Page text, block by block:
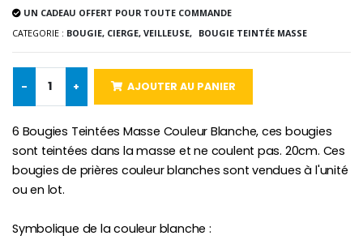
-10%
Bougie de Neuvaine Contre le Mal - Saint Michel
€5.50 €4.95
-25%
€58.50
Huile d'Onction
€2.50
UN CADEAU OFFERT POUR TOUTE COMMANDE
CATEGORIE : BOUGIE, CIERGE, VEILLEUSE, BOUGIE TEINTÉE MASSE
- + AJOUTER AU PANIER
6 Bougies Teintées Masse Couleur Blanche, ces bougies
sont teintées dans la masse et ne coulent pas. 20cm. Ces
bougies de prières couleur blanches sont vendues à l'unité
ou en lot.
Symbolique de la couleur blanche :